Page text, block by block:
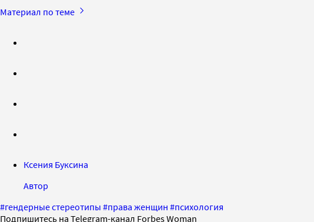
Материал по теме
Ксения Буксина
Автор
#гендерные стереотипы #права женщин #психология
Подпишитесь на Telegram-канал Forbes Woman